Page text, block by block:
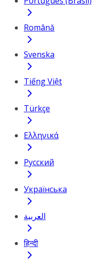
Română
Svenska
Tiếng Việt
Türkçe
Ελληνικά
Русский
Українська
العربية
हिन्दी